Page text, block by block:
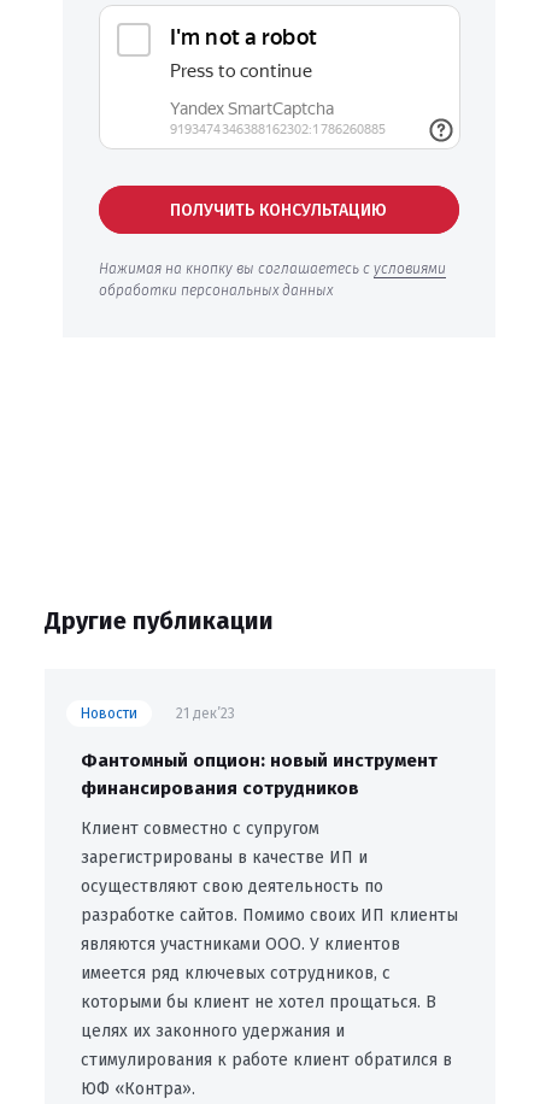
ПОЛУЧИТЬ КОНСУЛЬТАЦИЮ
Нажимая на кнопку вы соглашаетесь с условиями
обработки персональных данных
Другие публикации
Новости 21 дек’23
Фантомный опцион: новый инструмент
финансирования сотрудников
Клиент совместно с супругом
зарегистрированы в качестве ИП и
осуществляют свою деятельность по
разработке сайтов. Помимо своих ИП клиенты
являются участниками ООО. У клиентов
имеется ряд ключевых сотрудников, с
которыми бы клиент не хотел прощаться. В
целях их законного удержания и
стимулирования к работе клиент обратился в
ЮФ «Контра».